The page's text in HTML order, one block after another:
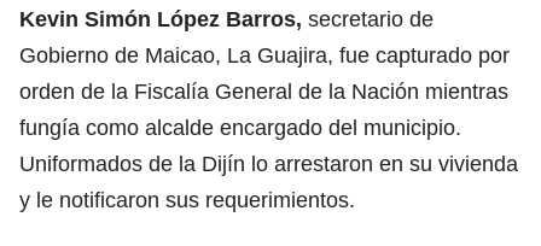
Kevin Simón López Barros, secretario de
Gobierno de Maicao, La Guajira, fue capturado por
orden de la Fiscalía General de la Nación mientras
fungía como alcalde encargado del municipio.
Uniformados de la Dijín lo arrestaron en su vivienda
y le notificaron sus requerimientos.